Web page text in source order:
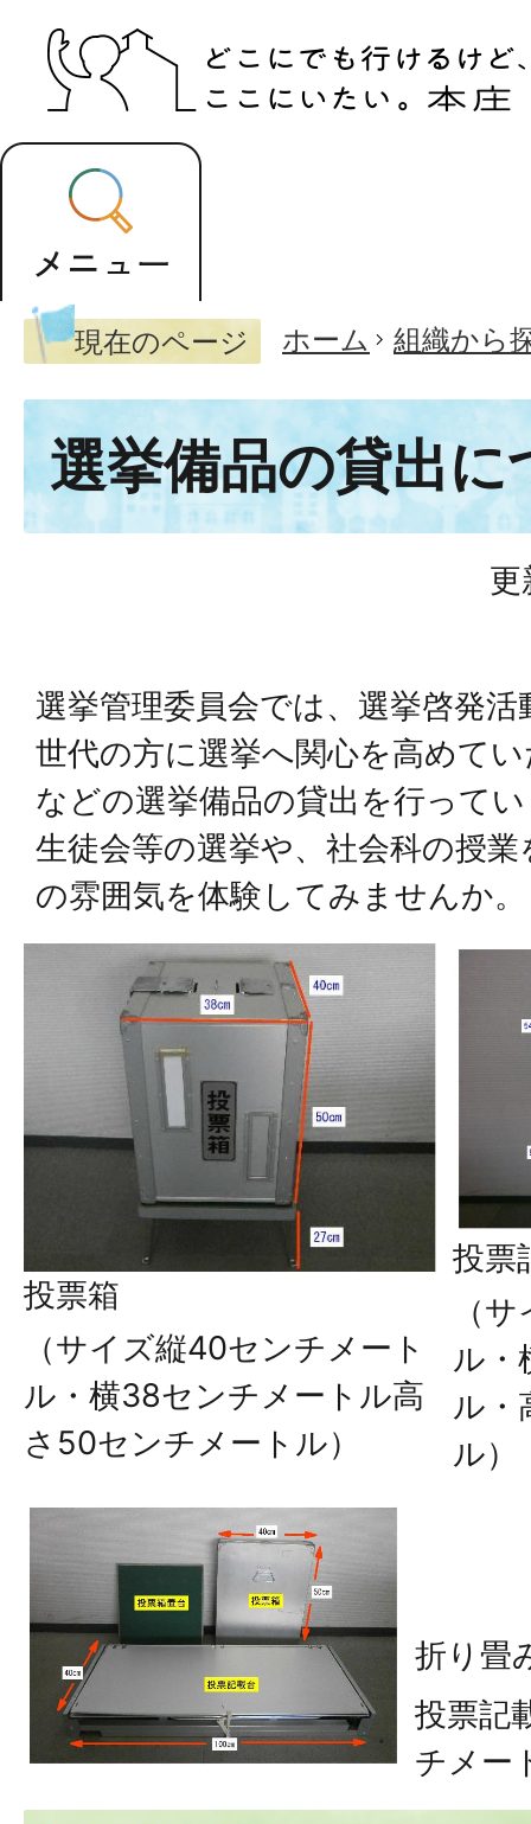
現在のページ ホーム 組織から
選挙備品の貸出に
更
選挙管理委員会では、選挙啓発
世代の方に選挙へ関心を高めて
などの選挙備品の貸出を行って
生徒会等の選挙や、社会科の授
の雰囲気を体験してみませんか。
投票箱
（サイズ縦40センチメート
ル・横38センチメートル高
さ50センチメートル）
投票
（
ル・
ル・
ル）
折り畳
投票記
チメー